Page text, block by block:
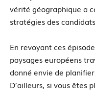
vérité géographique a
stratégies des
En revoyant ces
paysages européens
donné envie de
D’ailleurs, si vous êtes